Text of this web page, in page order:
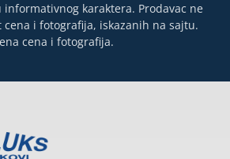
informativnog karaktera. Prodavac ne
cena i fotografija, iskazanih na sajtu.
cena i fotografija.